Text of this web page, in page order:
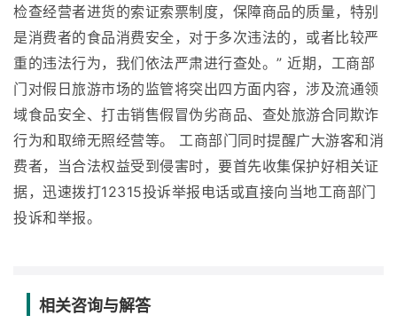
检查经营者进货的索证索票制度，保障商品的质量，特别
是消费者的食品消费安全，对于多次违法的，或者比较严
重的违法行为，我们依法严肃进行查处。” 近期，工商部
门对假日旅游市场的监管将突出四方面内容，涉及流通领
域食品安全、打击销售假冒伪劣商品、查处旅游合同欺诈
行为和取缔无照经营等。 工商部门同时提醒广大游客和消
费者，当合法权益受到侵害时，要首先收集保护好相关证
据，迅速拨打12315投诉举报电话或直接向当地工商部门
投诉和举报。
相关咨询与解答